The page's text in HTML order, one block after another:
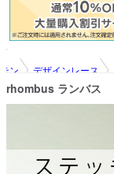
ン デザインレース
rhombus ランバス